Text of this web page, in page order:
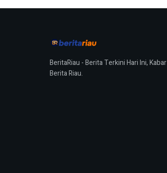
BeritaRiau - Berita Terkini Hari Ini, Kabar
Berita Riau.